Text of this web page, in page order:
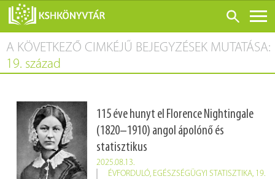
ONLINE KATALÓGUS
RÓLUNK
SZOLGÁLTATÁSOK
KONFERENCIÁK
ADATBÁZISOK
A KÖVETKEZŐ CIMKÉJŰ BEJEGYZÉSEK MUTATÁSA:
19. század
115 éve hunyt el Florence Nightingale
(1820–1910) angol ápolónő és
statisztikus
2025.08.13.
ÉVFORDULÓ, EGÉSZSÉGÜGYI STATISZTIKA, 19.